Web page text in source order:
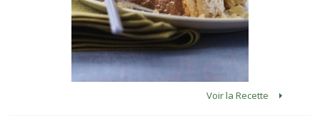
Voir la Recette